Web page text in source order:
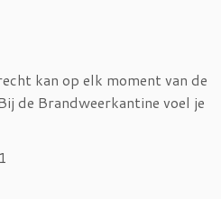
kan op elk moment van de
de Brandweerkantine voel je